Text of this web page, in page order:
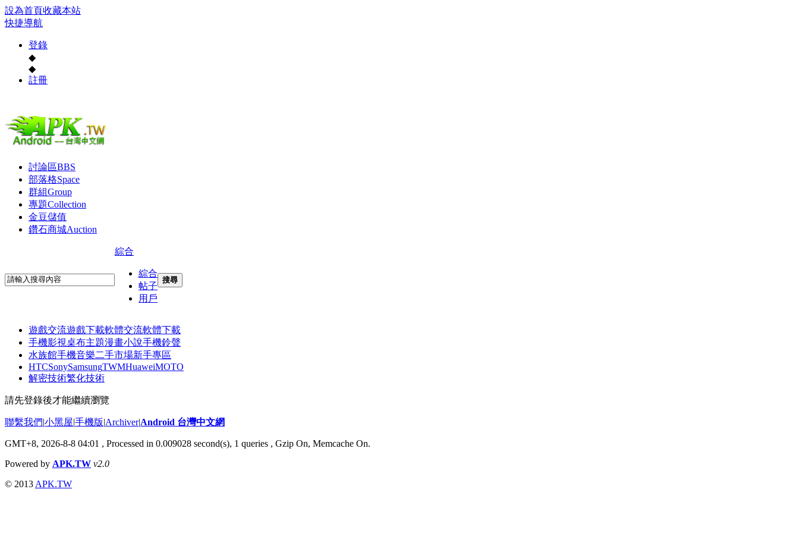
設為首頁收藏本站
快捷導航
登錄
◆
◆
註冊
討論區BBS
部落格Space
群組Group
專題Collection
金豆儲值
鑽石商城Auction
綜合
綜合
帖子
用戶
搜尋
遊戲交流遊戲下載軟體交流軟體下載
手機影視桌布主題漫畫小說手機鈴聲
水族館手機音樂二手市場新手專區
HTCSonySamsungTWMHuaweiMOTO
解密技術繁化技術
請先登錄後才能繼續瀏覽
聯繫我們|小黑屋|手機版|Archiver|Android 台灣中文網
GMT+8, 2026-8-8 04:01 , Processed in 0.009028 second(s), 1 queries , Gzip On, Memcache On.
Powered by APK.TW v2.0
© 2013 APK.TW